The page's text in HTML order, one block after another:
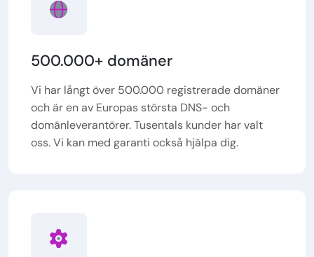
500.000+ domäner
Vi har långt över 500.000 registrerade domäner
och är en av Europas största DNS- och
domänleverantörer. Tusentals kunder har valt
oss. Vi kan med garanti också hjälpa dig.